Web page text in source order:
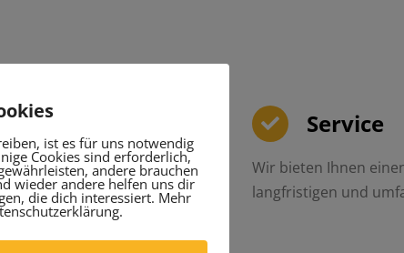
Team baut Ihnen die
ein.
Service
Wir bieten Ihnen
langfristigen und
ist es für uns notwendig
Cookies sind erforderlich,
andere brauchen
wieder andere helfen uns dir
die dich interessiert. Mehr